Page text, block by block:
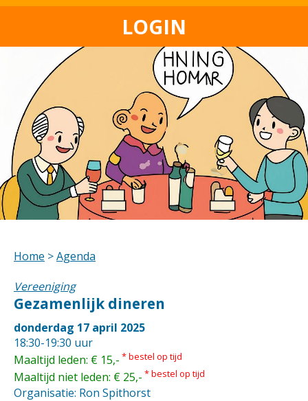
LOGIN
Home >Agenda
Vereeniging
Gezamenlijk dineren
donderdag 17 april 2025
18:30-19:30 uur
Maaltijd leden: € 15,- * bestel op tijd
Maaltijd niet leden: € 25,- * bestel op tijd
Organisatie: Ron Spithorst